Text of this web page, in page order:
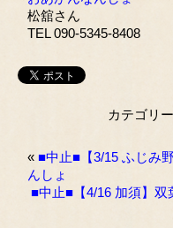
松舘さん
TEL 090-5345-8408
カテゴリー
«■中止■【3/15 ふじみ
んしょ
■中止■【4/16 加須】双